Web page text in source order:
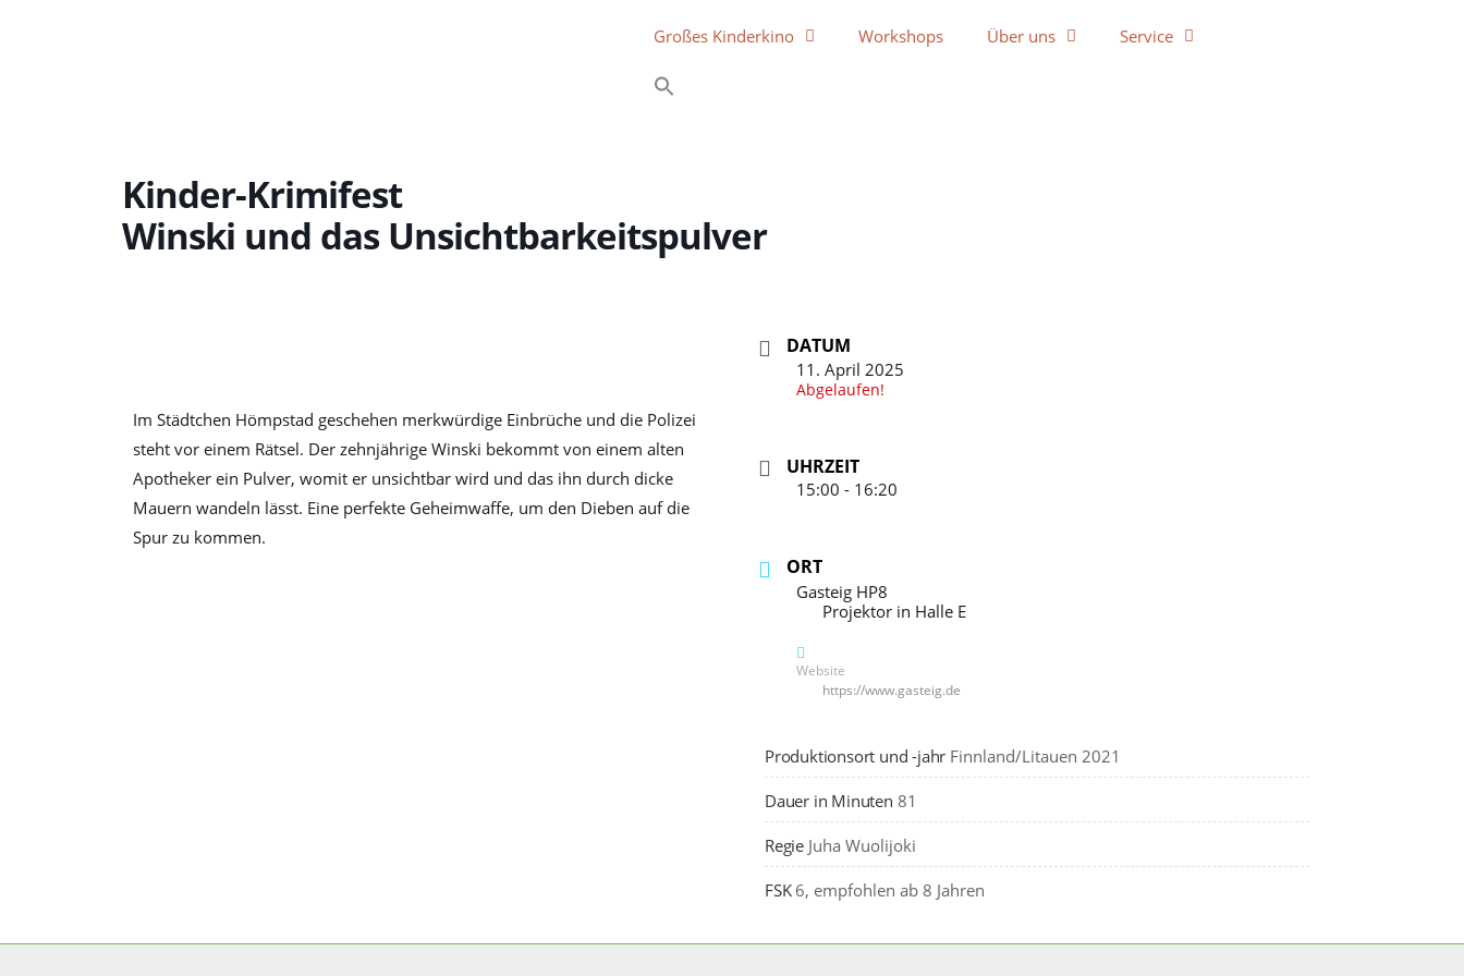
Großes Kinderkino Workshops Über uns Service
Kinder-Krimifest
Winski und das Unsichtbarkeitspulver
Im Städtchen Hömpstad geschehen merkwürdige Einbrüche und die Polizei
steht vor einem Rätsel. Der zehnjährige Winski bekommt von einem alten
Apotheker ein Pulver, womit er unsichtbar wird und das ihn durch dicke
Mauern wandeln lässt. Eine perfekte Geheimwaffe, um den Dieben auf die
Spur zu kommen.
DATUM
11. April 2025
Abgelaufen!
UHRZEIT
15:00 - 16:20
ORT
Gasteig HP8
Projektor in Halle E
Website
https://www.gasteig.de
Produktionsort und -jahr Finnland/Litauen 2021
Dauer in Minuten 81
Regie Juha Wuolijoki
FSK 6, empfohlen ab 8 Jahren